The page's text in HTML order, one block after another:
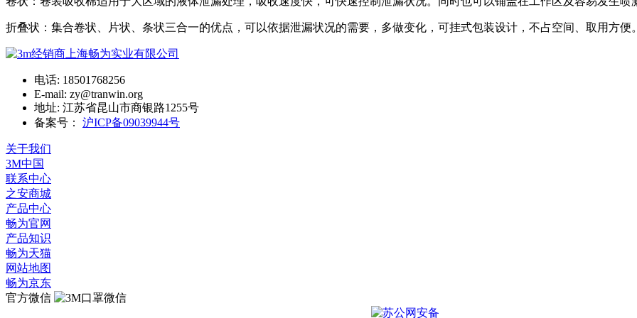
折叠状：集合卷状、片状、条状三合一的优点，可以依据泄漏状况的需要，多做变化，可挂式包装设计，不占空间、取用方便。
电话: 18501768256
E-mail: zy@tranwin.org
地址: 江苏省昆山市商银路1255号
备案号： 沪ICP备09039944号
关于我们
3M中国
联系中心
之安商城
产品中心
畅为官网
产品知识
畅为天猫
网站地图
畅为京东
官方微信